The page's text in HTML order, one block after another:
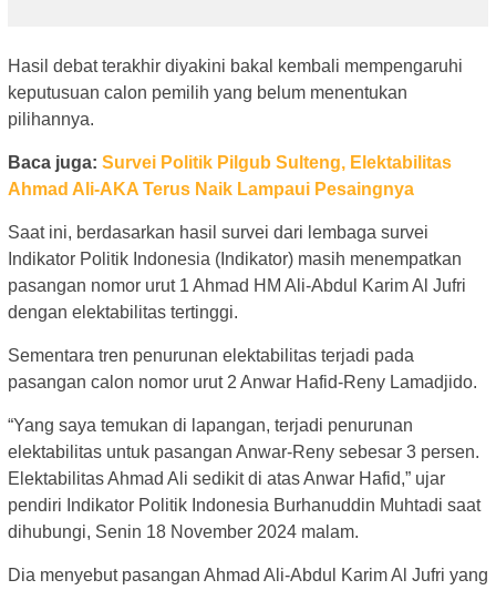
Hasil debat terakhir diyakini bakal kembali mempengaruhi
keputusuan calon pemilih yang belum menentukan
pilihannya.
Baca juga: Survei Politik Pilgub Sulteng, Elektabilitas
Ahmad Ali-AKA Terus Naik Lampaui Pesaingnya
Saat ini, berdasarkan hasil survei dari lembaga survei
Indikator Politik Indonesia (Indikator) masih menempatkan
pasangan nomor urut 1 Ahmad HM Ali-Abdul Karim Al Jufri
dengan elektabilitas tertinggi.
Sementara tren penurunan elektabilitas terjadi pada
pasangan calon nomor urut 2 Anwar Hafid-Reny Lamadjido.
“Yang saya temukan di lapangan, terjadi penurunan
elektabilitas untuk pasangan Anwar-Reny sebesar 3 persen.
Elektabilitas Ahmad Ali sedikit di atas Anwar Hafid,” ujar
pendiri Indikator Politik Indonesia Burhanuddin Muhtadi saat
dihubungi, Senin 18 November 2024 malam.
Dia menyebut pasangan Ahmad Ali-Abdul Karim Al Jufri yang